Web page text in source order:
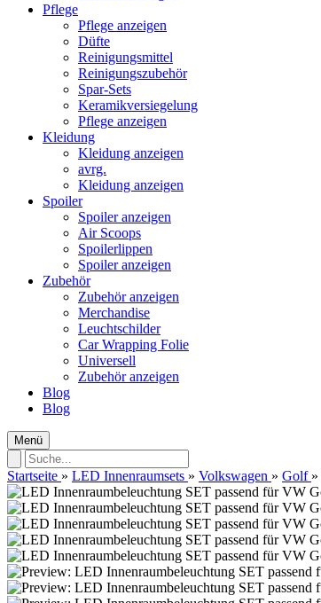
Pflege
Pflege anzeigen
Düfte
Reinigungsmittel
Reinigungszubehör
Spar-Sets
Keramikversiegelung
Pflege anzeigen
Kleidung
Kleidung anzeigen
avrg.
Kleidung anzeigen
Spoiler
Spoiler anzeigen
Air Scoops
Spoilerlippen
Spoiler anzeigen
Zubehör
Zubehör anzeigen
Merchandise
Leuchtschilder
Car Wrapping Folie
Universell
Zubehör anzeigen
Blog
Blog
Menü
Startseite » LED Innenraumsets » Volkswagen » Golf »